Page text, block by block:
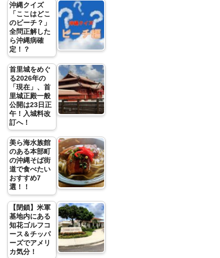
沖縄クイズ
「ここはどこ
のビーチ？」
全問正解した
ら沖縄病確
定！？
首里城をめぐ
る2026年の
「現在」、首
里城正殿一般
公開は23日正
午！入城料改
訂へ！
美ら海水族館
のある本部町
の沖縄そば街
道で食べたい
おすすめ7
選！！
【閉鎖】米軍
基地内にある
知花ゴルフコ
ース＆チッパ
ーズでアメリ
カ気分！